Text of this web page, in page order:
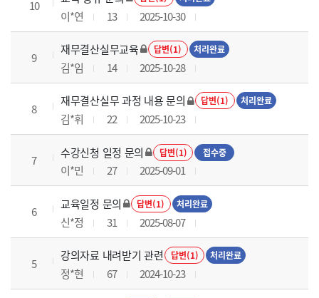
10
이*연 13 2025-10-30
9
재무결산실무교육 답변(1) 처리완료
김*임 14 2025-10-28
8
재무결산실무 과정 내용 문의 답변(1) 처리완료
김*휘 22 2025-10-23
7
수강신청 일정 문의 답변(1) 접수중
이*민 27 2025-09-01
6
교육일정 문의 답변(1) 처리완료
신*정 31 2025-08-07
5
강의자료 내려받기 관련 답변(1) 처리완료
정*현 67 2024-10-23